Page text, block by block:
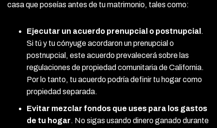
casa que poseías antes de tu matrimonio, tales como:
Ejecutar un acuerdo prenupcial o postnupcial .
Si tú y tu cónyuge acordaron un prenupcial o
postnupcial, este acuerdo prevalecerá sobre las
regulaciones de propiedad comunitaria de California.
Por lo tanto, tu acuerdo podría definir tu hogar como
propiedad separada.
Evitar mezclar fondos que uses para los gastos
de tu hogar. No sigas usando dinero ganado durante